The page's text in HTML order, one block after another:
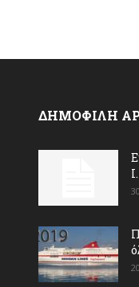
ΔΗΜΟΦΙΛΗ